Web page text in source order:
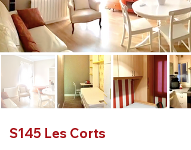
S145 Les Corts